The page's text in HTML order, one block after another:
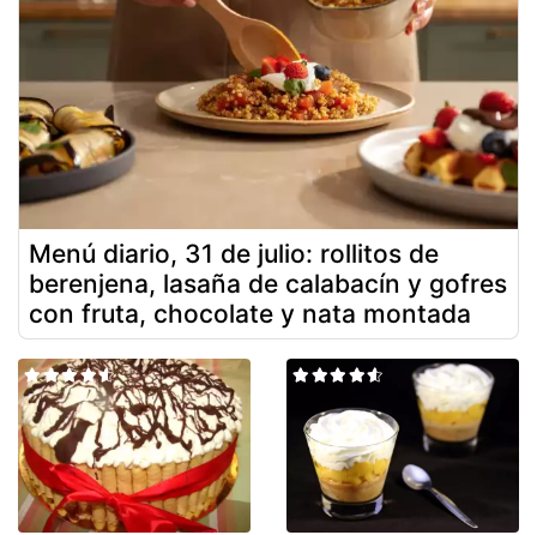
Menú diario, 31 de julio: rollitos de
berenjena, lasaña de calabacín y gofres
con fruta, chocolate y nata montada